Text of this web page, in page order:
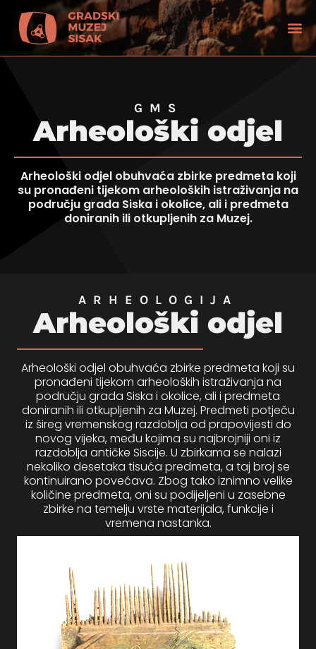
GMS
Arheološki odjel
Arheološki odjel obuhvaća zbirke predmeta koji
su pronađeni tijekom arheoloških istraživanja na
području grada Siska i okolice, ali i predmeta
doniranih ili otkupljenih za Muzej.
ARHEOLOGIJA
Arheološki odjel
Arheološki odjel obuhvaća zbirke predmeta koji su
pronađeni tijekom arheoloških istraživanja na
području grada Siska i okolice, ali i predmeta
doniranih ili otkupljenih za Muzej. Predmeti potječu
iz šireg vremenskog razdoblja od prapovijesti do
novog vijeka, među kojima su najbrojniji oni iz
razdoblja antičke Siscije. U zbirkama se nalazi
nekoliko desetaka tisuća predmeta, a taj broj se
kontinuirano povećava. Zbog tako iznimno velike
količine predmeta, oni su podijeljeni u zasebne
zbirke na temelju vrste materijala, funkcije i
vremena nastanka.